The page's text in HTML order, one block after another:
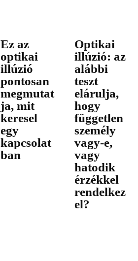
Ez az
optikai
illúzió
pontosan
megmutat
ja, mit
keresel
egy
kapcsolat
ban
Optikai
illúzió: az
alábbi
teszt
elárulja,
hogy
független
személy
vagy-e,
vagy
hatodik
érzékkel
rendelkez
el?